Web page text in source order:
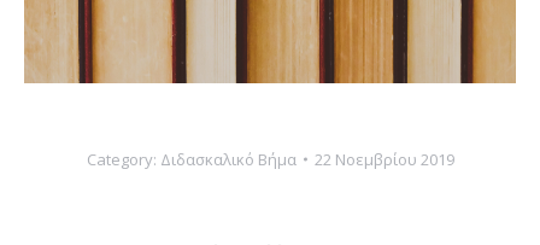
Category: Διδασκαλικό Βήμα 22 Νοεμβρίου 2019